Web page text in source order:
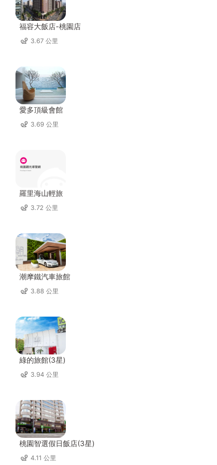
福容大飯店-桃園店
3.67 公里
愛多頂級會館
3.69 公里
羅里海山輕旅
3.72 公里
潮摩鐵汽車旅館
3.88 公里
綠的旅館(3星)
3.94 公里
桃園智選假日飯店(3星)
4.11 公里